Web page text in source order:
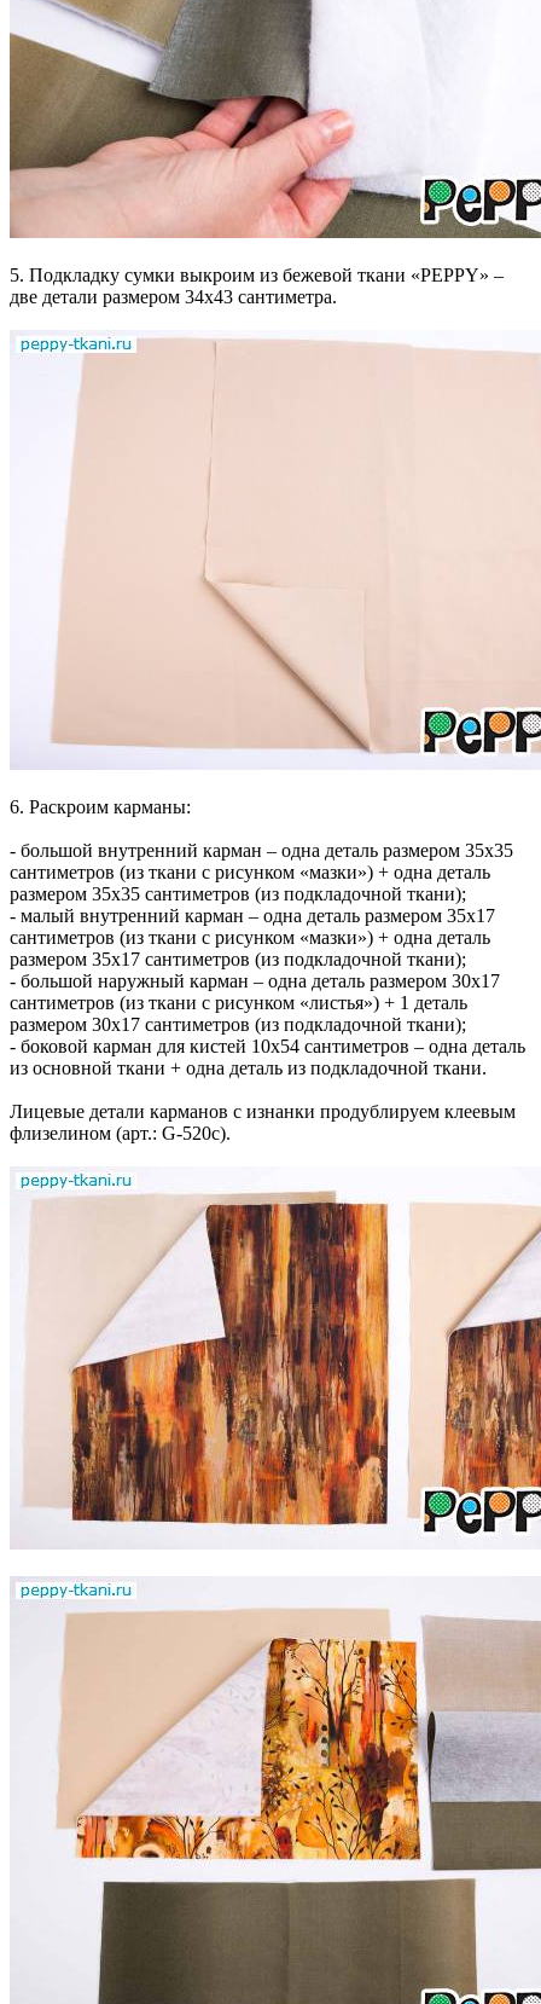
5. Подкладку сумки выкроим из бежевой ткани «PEPPY» –
две детали размером 34х43 сантиметра.
6. Раскроим карманы:
- большой внутренний карман – одна деталь размером 35х35
сантиметров (из ткани с рисунком «мазки») + одна деталь
размером 35х35 сантиметров (из подкладочной ткани);
- малый внутренний карман – одна деталь размером 35х17
сантиметров (из ткани с рисунком «мазки») + одна деталь
размером 35х17 сантиметров (из подкладочной ткани);
- большой наружный карман – одна деталь размером 30х17
сантиметров (из ткани с рисунком «листья») + 1 деталь
размером 30х17 сантиметров (из подкладочной ткани);
- боковой карман для кистей 10х54 сантиметров – одна деталь
из основной ткани + одна деталь из подкладочной ткани.
Лицевые детали карманов с изнанки продублируем клеевым
флизелином (арт.: G-520с).